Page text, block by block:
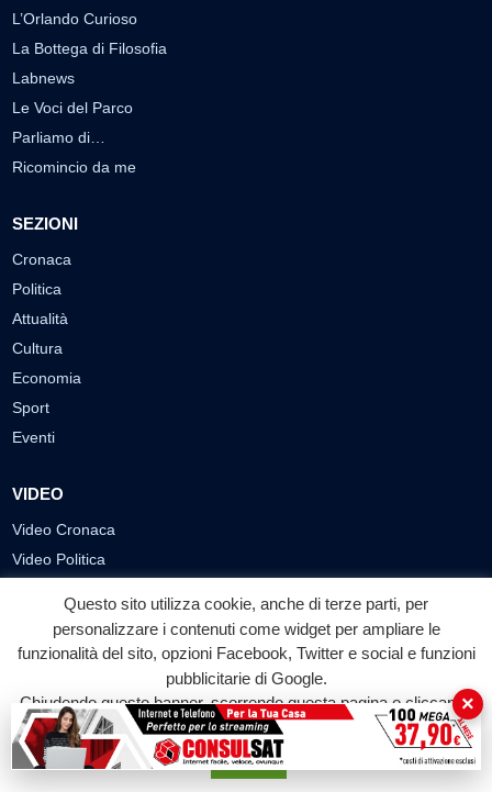
L’Orlando Curioso
La Bottega di Filosofia
Labnews
Le Voci del Parco
Parliamo di…
Ricomincio da me
SEZIONI
Cronaca
Politica
Attualità
Cultura
Economia
Sport
Eventi
VIDEO
Video Cronaca
Video Politica
Video Economia
Video Cultura
Video Tecnologie
Video Curiosità
Video
Questo sito utilizza cookie, anche di terze parti, per
personalizzare i contenuti come widget per ampliare le
funzionalità del sito, opzioni Facebook, Twitter e social e funzioni
pubblicitarie di Google.
Chiudendo questo banner, scorrendo questa pagina o cliccando
su qualunque suo elemento acconsenti all'uso dei cookie.
Accetta
×